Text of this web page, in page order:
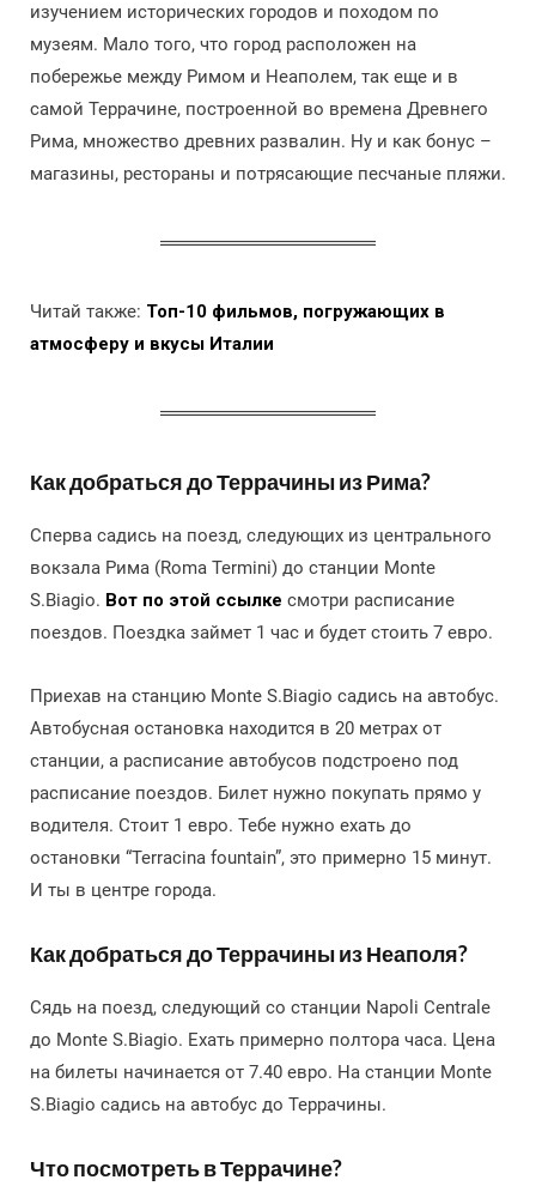
изучением исторических городов и походом по
музеям. Мало того, что город расположен на
побережье между Римом и Неаполем, так еще и в
самой Террачине, построенной во времена Древнего
Рима, множество древних развалин. Ну и как бонус –
магазины, рестораны и потрясающие песчаные пляжи.
Читай также: Топ-10 фильмов, погружающих в
атмосферу и вкусы Италии
Как добраться до Террачины из Рима?
Сперва садись на поезд, следующих из центрального
вокзала Рима (Roma Termini) до станции Monte
S.Biagio. Вот по этой ссылке смотри расписание
поездов. Поездка займет 1 час и будет стоить 7 евро.
Приехав на станцию Monte S.Biagio садись на автобус.
Автобусная остановка находится в 20 метрах от
станции, а расписание автобусов подстроено под
расписание поездов. Билет нужно покупать прямо у
водителя. Стоит 1 евро. Тебе нужно ехать до
остановки “Terracina fountain”, это примерно 15 минут.
И ты в центре города.
Как добраться до Террачины из Неаполя?
Сядь на поезд, следующий со станции Napoli Centrale
до Monte S.Biagio. Ехать примерно полтора часа. Цена
на билеты начинается от 7.40 евро. На станции Monte
S.Biagio садись на автобус до Террачины.
Что посмотреть в Террачине?